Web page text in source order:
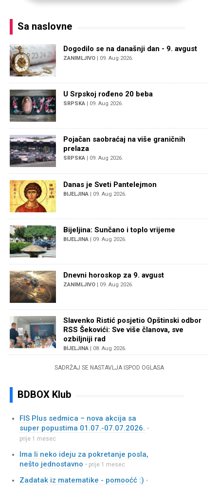
Sa naslovne
Dogodilo se na današnji dan - 9. avgust
ZANIMLJIVO | 09. Aug 2026.
U Srpskoj rođeno 20 beba
SRPSKA | 09. Aug 2026.
Pojačan saobraćaj na više graničnih
prelaza
SRPSKA | 09. Aug 2026.
Danas je Sveti Pantelejmon
BIJELJINA | 09. Aug 2026.
Bijeljina: Sunčano i toplo vrijeme
BIJELJINA | 09. Aug 2026.
Dnevni horoskop za 9. avgust
ZANIMLJIVO | 09. Aug 2026.
Slavenko Ristić posjetio Opštinski odbor
RSS Šekovići: Sve više članova, sve
ozbiljniji rad
BIJELJINA | 08. Aug 2026.
SADRŽAJ SE NASTAVLJA ISPOD OGLASA
BDBOX Klub
FIS Plus sedmica – nova akcija sa
super popustima 01.07.-07.07.2026. •
prije 1 mesec
Ima li neko ideju za pokretanje posla,
nešto jednostavno • prije 1 mesec
Zadatak iz matematike - pomooćć :) •